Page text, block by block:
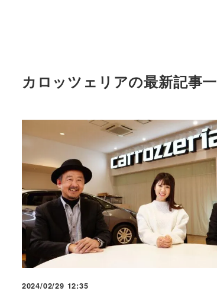
カロッツェリアの最新記事
2024/02/29 12:35